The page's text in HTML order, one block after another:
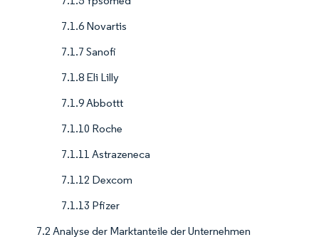
7.1.6 Novartis
7.1.7 Sanofi
7.1.8 Eli Lilly
7.1.9 Abbottt
7.1.10 Roche
7.1.11 Astrazeneca
7.1.12 Dexcom
7.1.13 Pfizer
7.2 Analyse der Marktanteile der Unternehmen